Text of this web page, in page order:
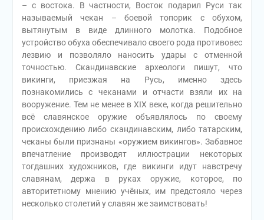
– с востока. В частности, Восток подарил Руси так
называемый чекан – боевой топорик с обухом,
вытянутым в виде длинного молотка. Подобное
устройство обуха обеспечивало своего рода противовес
лезвию и позволяло наносить удары с отменной
точностью. Скандинавские археологи пишут, что
викинги, приезжая на Русь, именно здесь
познакомились с чеканами и отчасти взяли их на
вооружение. Тем не менее в ХIХ веке, когда решительно
всё славянское оружие объявлялось по своему
происхождению либо скандинавским, либо татарским,
чеканы были признаны «оружием викингов». Забавное
впечатление производят иллюстрации некоторых
тогдашних художников, где викинги идут навстречу
славянам, держа в руках оружие, которое, по
авторитетному мнению учёных, им предстояло через
несколько столетий у славян же заимствовать!